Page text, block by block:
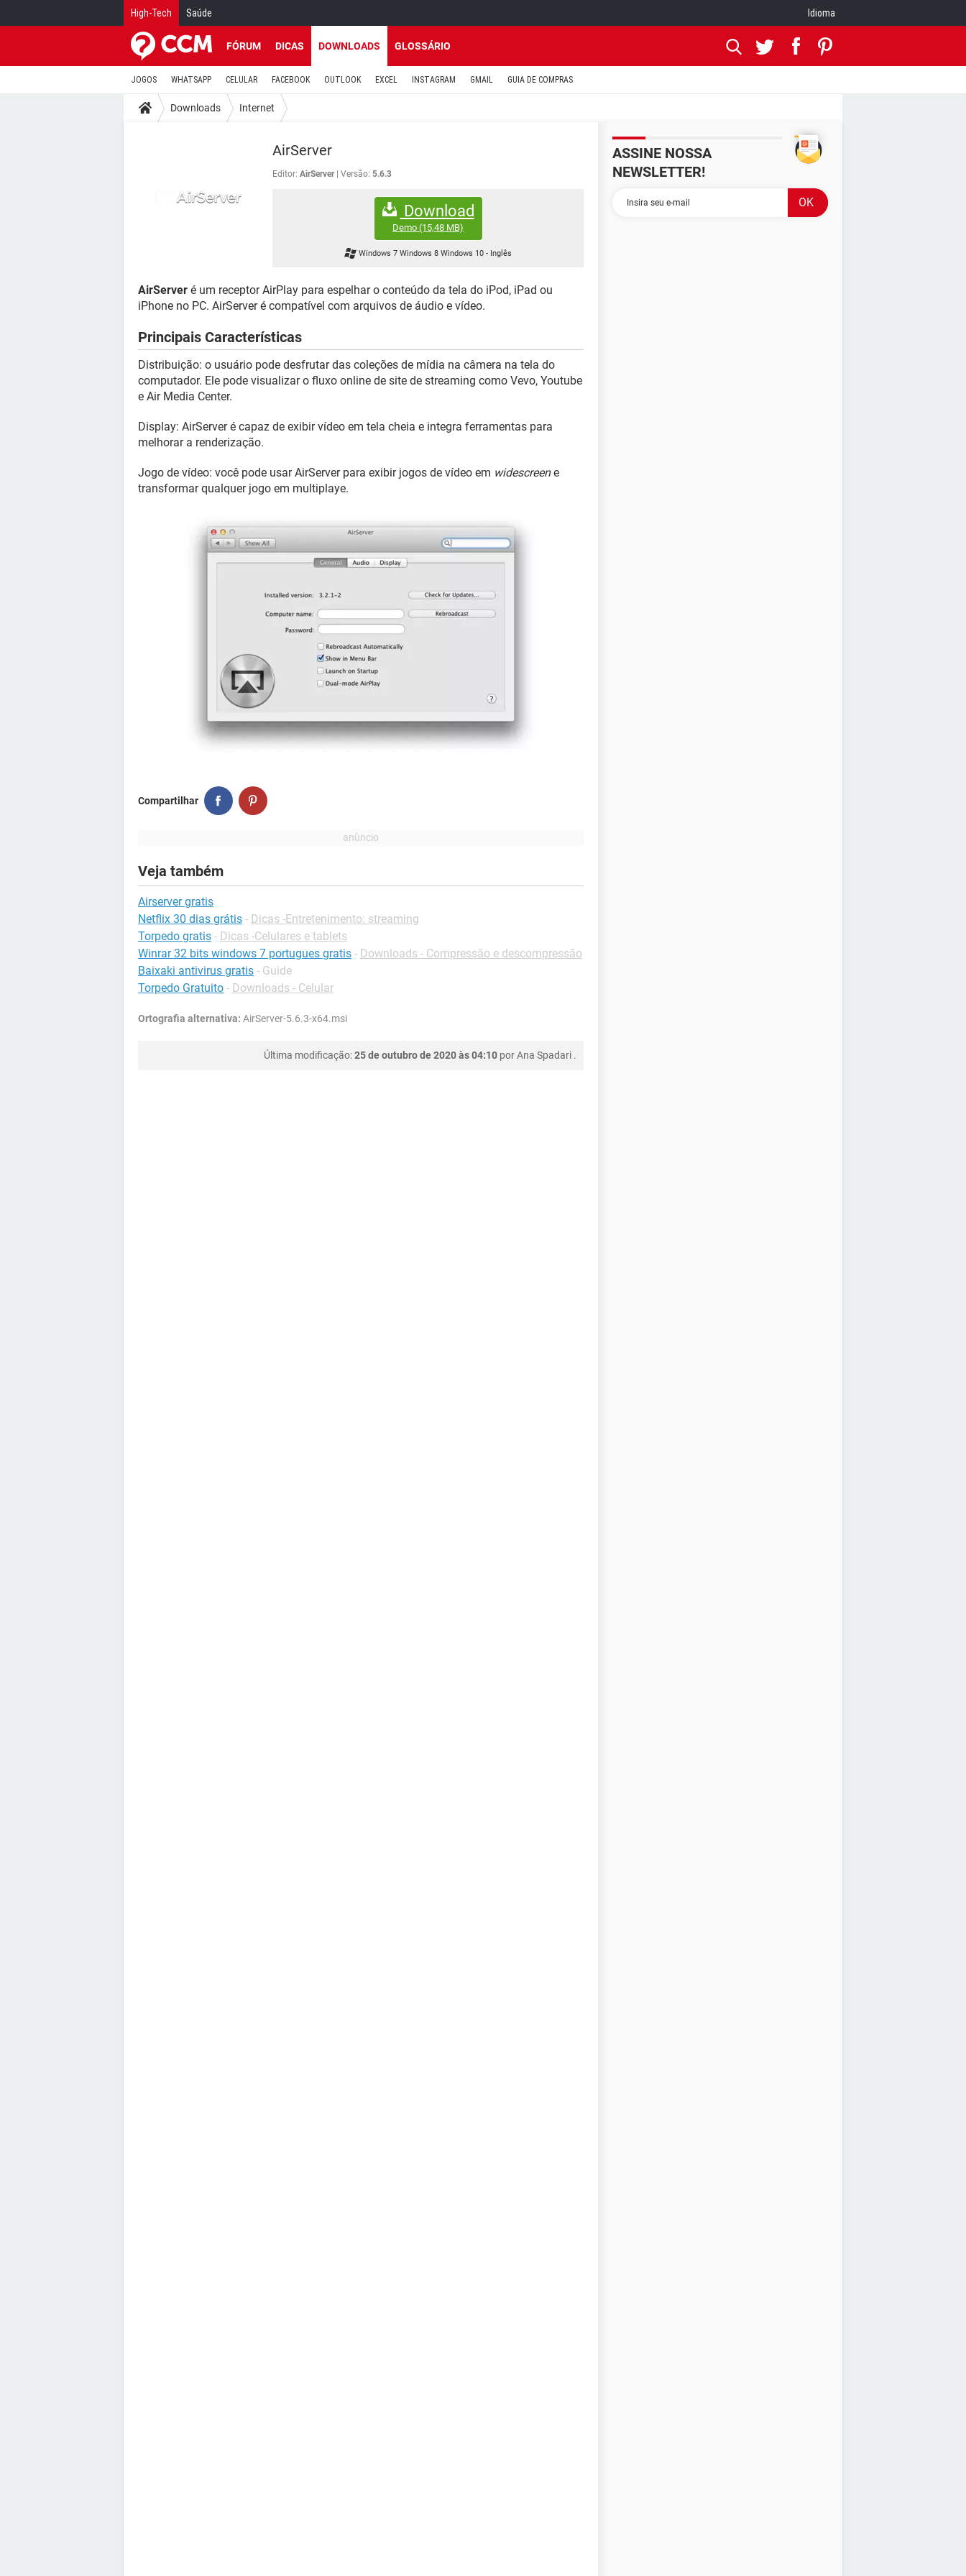
High-Tech Saúde Idioma
FÓRUM DICAS DOWNLOADS GLOSSÁRIO
JOGOS WHATSAPP CELULAR FACEBOOK OUTLOOK EXCEL INSTAGRAM GMAIL GUIA DE COMPRAS
Downloads Internet
AirServer
Editor: AirServer Versão: 5.6.3
Download
Demo (15,48 MB)
Windows 7 Windows 8 Windows 10- Inglês
AirServer é um receptor AirPlay para espelhar o conteúdo da tela do iPod, iPad ou
iPhone no PC. AirServer é compatível com arquivos de áudio e vídeo.
Principais Características
Distribuição: o usuário pode desfrutar das coleções de mídia na câmera na tela do
computador. Ele pode visualizar o fluxo online de site de streaming como Vevo, Youtube
e Air Media Center.
Display: AirServer é capaz de exibir vídeo em tela cheia e integra ferramentas para
melhorar a renderização.
Jogo de vídeo: você pode usar AirServer para exibir jogos de vídeo em widescreene
transformar qualquer jogo em multiplaye.
Compartilhar
Veja também
Airserver gratis
Netflix 30 dias grátis - Dicas -Entretenimento: streaming
Torpedo gratis - Dicas -Celulares e tablets
Winrar 32 bits windows 7 portugues gratis - Downloads - Compressão e descompressão
Baixaki antivirus gratis - Guide
Torpedo Gratuito - Downloads - Celular
Ortografia alternativa: AirServer-5.6.3-x64.msi
Última modificação:25 de outubro de 2020 às 04:10 porAna Spadari .
ASSINE NOSSA
NEWSLETTER!